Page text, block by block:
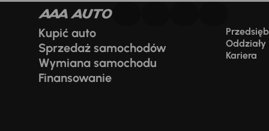
Kupić auto
Sprzedaż samochodów
Wymiana samochodu
Finansowanie
Oddziały
Kariera